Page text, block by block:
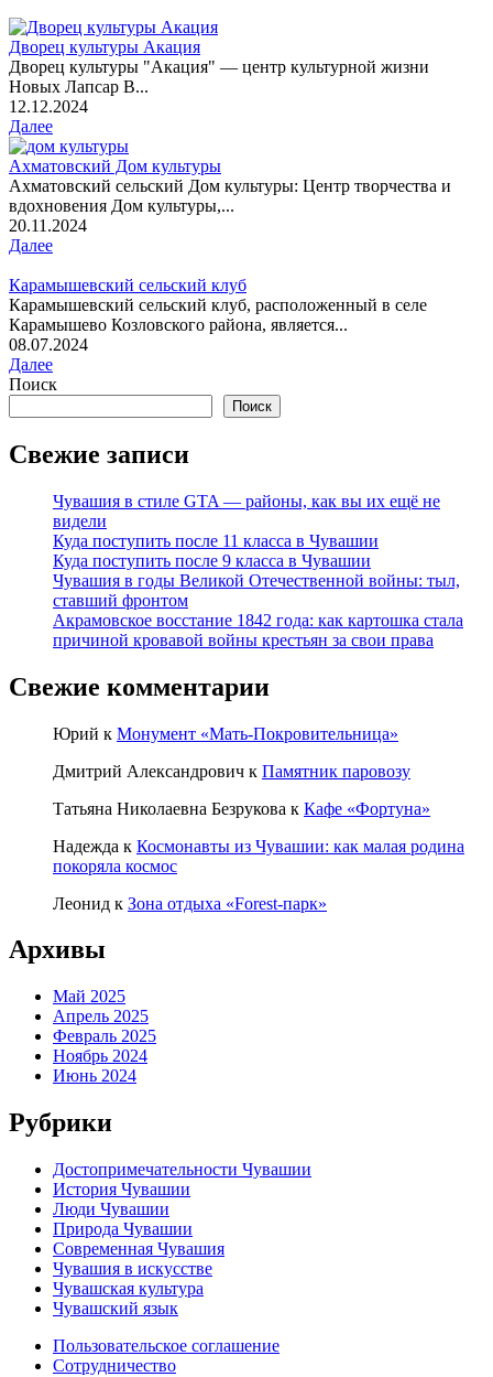
Дворец культуры Акация
Дворец культуры "Акация" — центр культурной жизни
Новых Лапсар В...
12.12.2024
Далее
Ахматовский Дом культуры
Ахматовский сельский Дом культуры: Центр творчества и
вдохновения Дом культуры,...
20.11.2024
Далее
Карамышевский сельский клуб
Карамышевский сельский клуб, расположенный в селе
Карамышево Козловского района, является...
08.07.2024
Далее
Поиск
Поиск
Свежие записи
Чувашия в стиле GTA — районы, как вы их ещё не
видели
Куда поступить после 11 класса в Чувашии
Куда поступить после 9 класса в Чувашии
Чувашия в годы Великой Отечественной войны: тыл,
ставший фронтом
Акрамовское восстание 1842 года: как картошка стала
причиной кровавой войны крестьян за свои права
Свежие комментарии
Юрий к Монумент «Мать-Покровительница»
Дмитрий Александрович к Памятник паровозу
Татьяна Николаевна Безрукова к Кафе «Фортуна»
Надежда к Космонавты из Чувашии: как малая родина
покоряла космос
Леонид к Зона отдыха «Forest-парк»
Архивы
Май 2025
Апрель 2025
Февраль 2025
Ноябрь 2024
Июнь 2024
Рубрики
Достопримечательности Чувашии
История Чувашии
Люди Чувашии
Природа Чувашии
Современная Чувашия
Чувашия в искусстве
Чувашская культура
Чувашский язык
Пользовательское соглашение
Сотрудничество